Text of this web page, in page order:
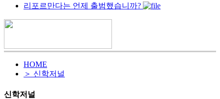
리포르만다는 언제 출범했습니까?
HOME
＞ 신학저널
신학저널